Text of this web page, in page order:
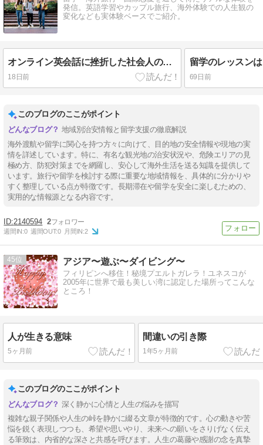
発信。英語学習やカップル旅行、海外体験での人生観の
変化なども実体験ベースでご紹介。
オンライン英会話に挫折した社会人の私が留学を選んだ理由
18日前 69日前
このブログのここがポイント
地域別治安情報と留学支援の徹底解説
海外渡航や留学に関心を持つ方々に向けて、目的地の安全情報や現地の実
情を詳述しています。特に、有名な観光地の治安状況や、危険エリアの見
極め方、防犯対策までを網羅し、安心して海外生活を送る知識を提供して
います。旅行や留学を検討する際に重要な地域情報を、具体的に分かりや
すく整理している点が特徴です。長期滞在や留学を安全に楽しむための、
実用的な情報源となる内容です。
2140594 2
週間IN:0 週間OUT:0 月間IN:2
45 アジア〜遊ぶ〜ダイビング〜
フィリピンへ移住！秘境プエルトガレラ！ユネスコが
2005年に世界で最も美しい湾に認定した場所ってこんな
ところ！
人が生きる意味
5ヶ月前
間違いの引き際
1年5ヶ月前
このブログのここがポイント
深く静かに心情と人生の悩みを描写
複雑な親子関係や人生の峠を静かに綴る文章が特徴的です。心の動きや苦
悩を鋭く表現しつつも、希望や思いやり、未来への願いをさりげなく伝え
る筆致は、内省的な深さと共感を呼びます。人生の葛藤や感謝の念を真摯
【Tips】気になるブログをフォロー。